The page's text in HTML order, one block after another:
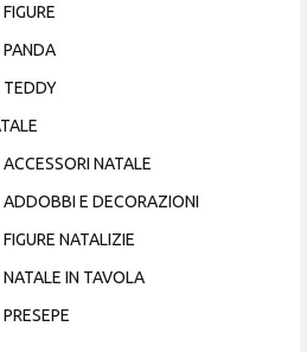
FIGURE
PANDA
TEDDY
ACCESSORI NATALE
ADDOBBI E DECORAZIONI
FIGURE NATALIZIE
NATALE IN TAVOLA
PRESEPE